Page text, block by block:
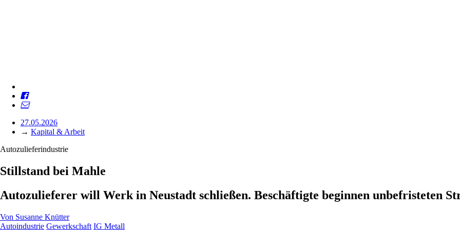
27.05.2026
→ Kapital & Arbeit
Autozulieferindustrie
Stillstand bei Mahle
Autozulieferer will Werk in Neustadt schließen. Beschäftigte beginnen unbefristeten
Von Susanne Knütter
Autoindustrie Gewerkschaft IG Metall